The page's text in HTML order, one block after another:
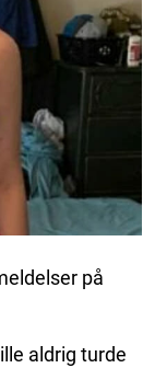
på
aldrig turde